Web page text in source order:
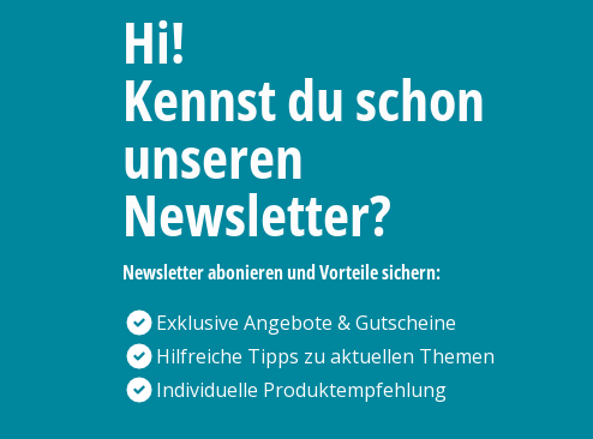
Hi!
Kennst du schon
unseren
Newsletter?
Newsletter abonieren und Vorteile sichern:
Exklusive Angebote & Gutscheine
Hilfreiche Tipps zu aktuellen Themen
Individuelle Produktempfehlung